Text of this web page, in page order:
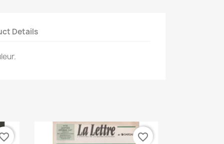
Details
favorite_border